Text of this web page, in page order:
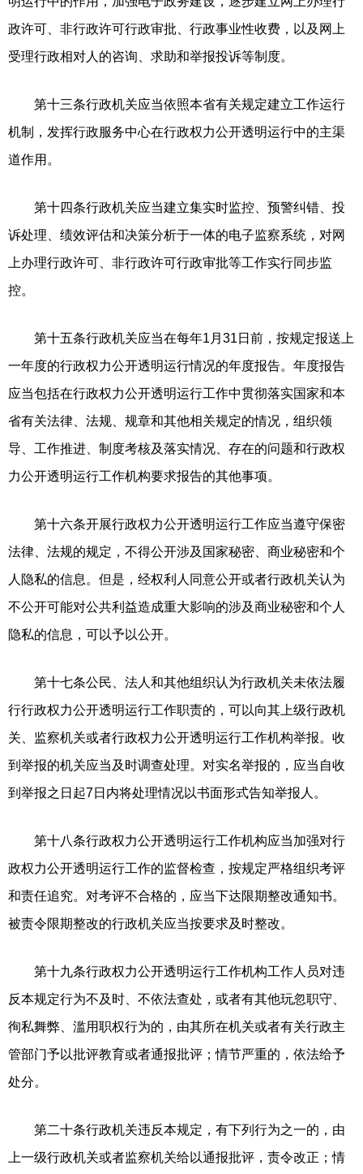
政许可、非行政许可行政审批、行政事业性收费，以及网上
受理行政相对人的咨询、求助和举报投诉等制度。
第十三条行政机关应当依照本省有关规定建立工作运行
机制，发挥行政服务中心在行政权力公开透明运行中的主渠
道作用。
第十四条行政机关应当建立集实时监控、预警纠错、投
诉处理、绩效评估和决策分析于一体的电子监察系统，对网
上办理行政许可、非行政许可行政审批等工作实行同步监
控。
第十五条行政机关应当在每年1月31日前，按规定报送上
一年度的行政权力公开透明运行情况的年度报告。年度报告
应当包括在行政权力公开透明运行工作中贯彻落实国家和本
省有关法律、法规、规章和其他相关规定的情况，组织领
导、工作推进、制度考核及落实情况、存在的问题和行政权
力公开透明运行工作机构要求报告的其他事项。
第十六条开展行政权力公开透明运行工作应当遵守保密
法律、法规的规定，不得公开涉及国家秘密、商业秘密和个
人隐私的信息。但是，经权利人同意公开或者行政机关认为
不公开可能对公共利益造成重大影响的涉及商业秘密和个人
隐私的信息，可以予以公开。
第十七条公民、法人和其他组织认为行政机关未依法履
行行政权力公开透明运行工作职责的，可以向其上级行政机
关、监察机关或者行政权力公开透明运行工作机构举报。收
到举报的机关应当及时调查处理。对实名举报的，应当自收
到举报之日起7日内将处理情况以书面形式告知举报人。
第十八条行政权力公开透明运行工作机构应当加强对行
政权力公开透明运行工作的监督检查，按规定严格组织考评
和责任追究。对考评不合格的，应当下达限期整改通知书。
被责令限期整改的行政机关应当按要求及时整改。
第十九条行政权力公开透明运行工作机构工作人员对违
反本规定行为不及时、不依法查处，或者有其他玩忽职守、
徇私舞弊、滥用职权行为的，由其所在机关或者有关行政主
管部门予以批评教育或者通报批评；情节严重的，依法给予
处分。
第二十条行政机关违反本规定，有下列行为之一的，由
上一级行政机关或者监察机关给以通报批评，责令改正；情